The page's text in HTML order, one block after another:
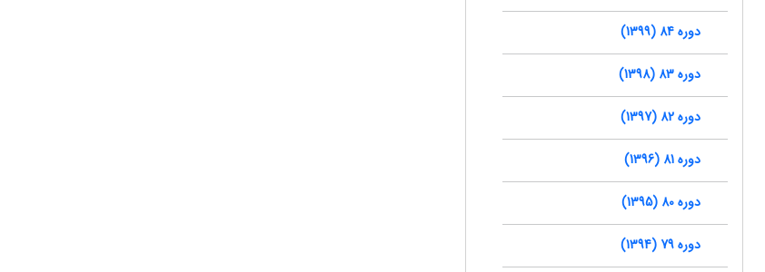
دوره 84 (1399)
دوره 83 (1398)
دوره 82 (1397)
دوره 81 (1396)
دوره 80 (1395)
دوره 79 (1394)